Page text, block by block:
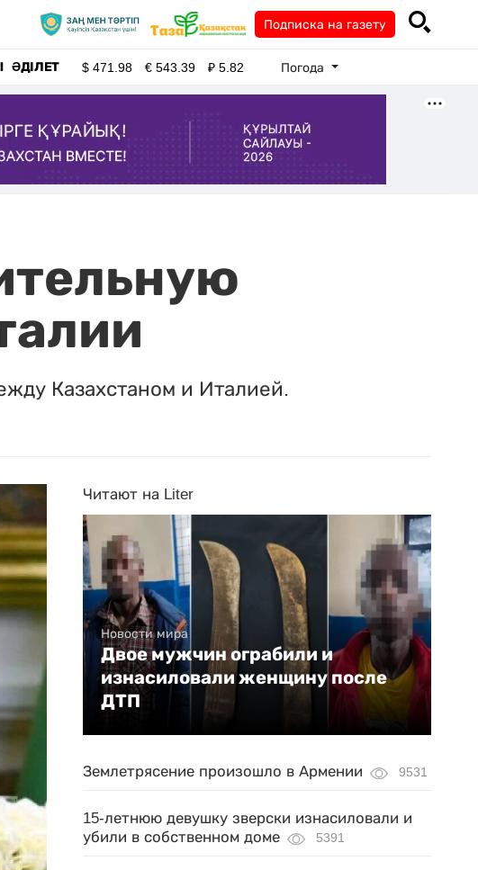
Подписка на газету
ӘДІЛЕТ $471.98 €543.39 ₽5.82 Погода
Казахстаном и Италией.
Читают на Liter
Новости мира
Двое мужчин ограбили и
изнасиловали женщину после
ДТП
Землетрясение произошло в Армении 9531
15-летнюю девушку зверски изнасиловали и
убили в собственном доме
5391